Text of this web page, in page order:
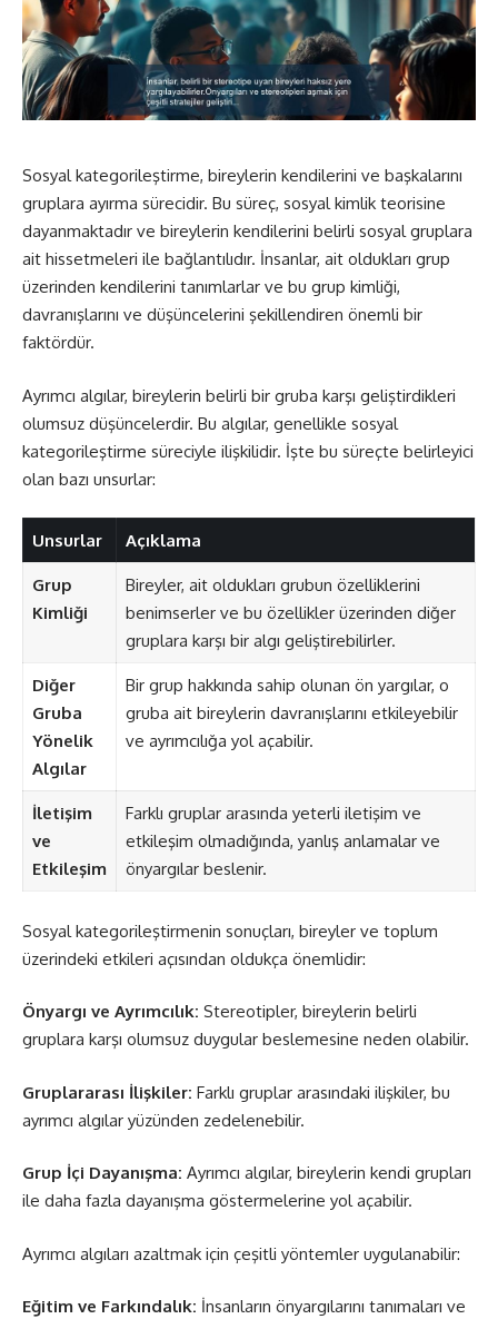
Sosyal kategorileştirme, bireylerin kendilerini ve başkalarını
gruplara ayırma sürecidir. Bu süreç, sosyal kimlik teorisine
dayanmaktadır ve bireylerin kendilerini belirli sosyal gruplara
ait hissetmeleri ile bağlantılıdır. İnsanlar, ait oldukları grup
üzerinden kendilerini tanımlarlar ve bu grup kimliği,
davranışlarını ve düşüncelerini şekillendiren önemli bir
faktördür.
Ayrımcı algılar, bireylerin belirli bir gruba karşı geliştirdikleri
olumsuz düşüncelerdir. Bu algılar, genellikle sosyal
kategorileştirme süreciyle ilişkilidir. İşte bu süreçte belirleyici
olan bazı unsurlar:
Unsurlar Açıklama
Grup
Kimliği
Bireyler, ait oldukları grubun özelliklerini
benimserler ve bu özellikler üzerinden diğer
gruplara karşı bir algı geliştirebilirler.
Diğer
Gruba
Yönelik
Algılar
Bir grup hakkında sahip olunan ön yargılar, o
gruba ait bireylerin davranışlarını etkileyebilir
ve ayrımcılığa yol açabilir.
İletişim
ve
Etkileşim
Farklı gruplar arasında yeterli iletişim ve
etkileşim olmadığında, yanlış anlamalar ve
önyargılar beslenir.
Sosyal kategorileştirmenin sonuçları, bireyler ve toplum
üzerindeki etkileri açısından oldukça önemlidir:
Önyargı ve Ayrımcılık: Stereotipler, bireylerin belirli
gruplara karşı olumsuz duygular beslemesine neden olabilir.
Gruplararası İlişkiler: Farklı gruplar arasındaki ilişkiler, bu
ayrımcı algılar yüzünden zedelenebilir.
Grup İçi Dayanışma: Ayrımcı algılar, bireylerin kendi grupları
ile daha fazla dayanışma göstermelerine yol açabilir.
Ayrımcı algıları azaltmak için çeşitli yöntemler uygulanabilir:
Eğitim ve Farkındalık: İnsanların önyargılarını tanımaları ve